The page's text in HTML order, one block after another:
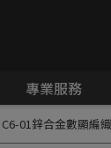
專業服務
C6-01鋅合金數顯編